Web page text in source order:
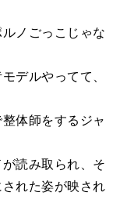
ノごっこじゃな
デルやってて、
体師をするジャ
読み取られ、そ
れた姿が映され